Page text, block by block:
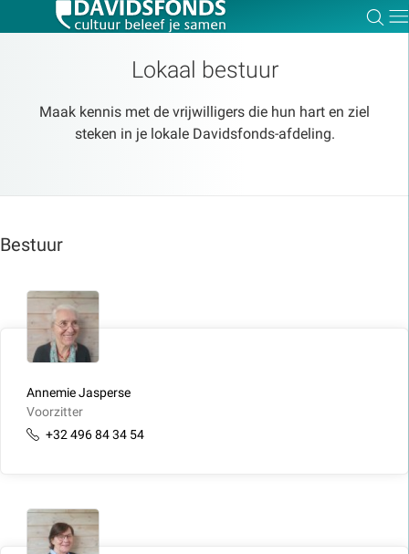
Lokaal bestuur
Maak kennis met de vrijwilligers die hun hart en ziel
steken in je lokale Davidsfonds-afdeling.
Bestuur
Annemie Jasperse
Voorzitter
+32 496 84 34 54
Zoeken